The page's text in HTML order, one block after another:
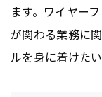
ます。ワイヤー
が関わる業務に
ルを身に着けた